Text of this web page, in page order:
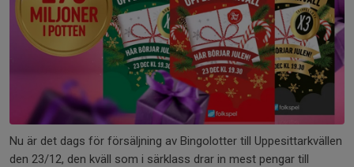
Nu är det dags för försäljning av Bingolotter till Uppesittarkvällen
den 23/12, den kväll som i särklass drar in mest pengar till